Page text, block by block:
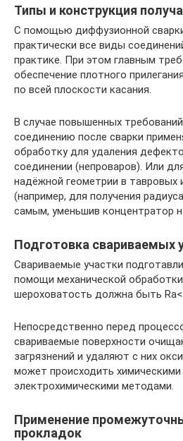
Типы и конструкция
С помощью диффузионной
практически все виды
практике. При этом главным
обеспечение плотного
по всей плоскости касания.
В случае повышенных
соединению после сварки
обработку для удаления
соединении (непроваров). Или
надёжной геометрии в тавровых
(например, для получения
самым, уменьшив концентратор
Подготовка свариваемых
Свариваемые участки
помощи механической
шероховатость должна быть
Непосредственно перед
свариваемые поверхности
загрязнений и удаляют с них
может происходить химическими
электрохимическими методами.
Применение
прокладок